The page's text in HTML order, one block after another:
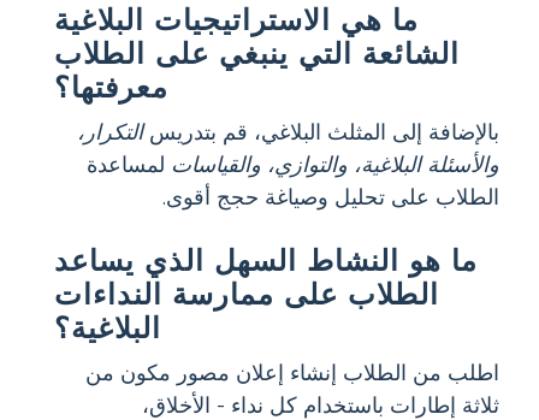
ما هي الاستراتيجيات البلاغية
الشائعة التي ينبغي على الطلاب
معرفتها؟
بالإضافة إلى المثلث البلاغي، قم بتدريسالتكرار،
والأسئلة البلاغية، والتوازي، والقياسات لمساعدة
الطلاب على تحليل وصياغة حجج أقوى.
ما هو النشاط السهل الذي يساعد
الطلاب على ممارسة النداءات
البلاغية؟
اطلب من الطلاب إنشاء إعلان مصور مكون من
ثلاثة إطارات باستخدام كل نداء - الأخلاق،